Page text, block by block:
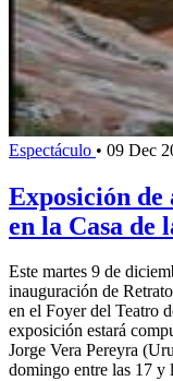
Espectáculo • 09 Dec
Exposición de
en la Casa de
Este martes 9 de
inauguración de
en el Foyer del Teatro
exposición estará
Jorge Vera Pereyra
domingo entre las 17 y